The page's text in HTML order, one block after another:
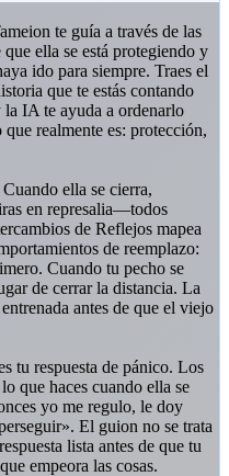
te guía a través de las
ella se está protegiendo y
ido para siempre. Traes el
que te estás contando
IA te ayuda a ordenarlo
realmente es: protección,
ella se cierra,
en represalia—todos
de Reflejos mapea
de reemplazo:
Cuando tu pecho se
de cerrar la distancia. La
antes de que el viejo
tu respuesta de pánico. Los
que haces cuando ella se
yo me regulo, le doy
El guion no se trata
lista antes de que tu
empeora las cosas.